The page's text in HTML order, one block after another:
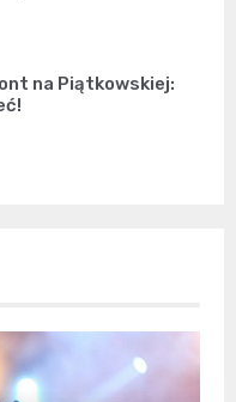
na Piątkowskiej: